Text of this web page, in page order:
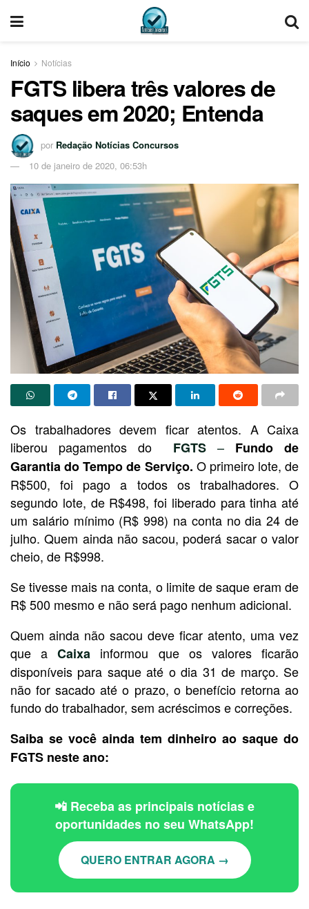
Início Notícias
FGTS libera três valores de
saques em 2020; Entenda
por Redação Notícias Concursos
10 de janeiro de 2020, 06:53h
Os trabalhadores devem ficar atentos. A Caixa
liberou pagamentos do FGTS – Fundo de
Garantia do Tempo de Serviço. O primeiro lote, de
R$500, foi pago a todos os trabalhadores. O
segundo lote, de R$498, foi liberado para tinha até
um salário mínimo (R$ 998) na conta no dia 24 de
julho. Quem ainda não sacou, poderá sacar o valor
cheio, de R$998.
Se tivesse mais na conta, o limite de saque eram de
R$ 500 mesmo e não será pago nenhum adicional.
Quem ainda não sacou deve ficar atento, uma vez
que aCaixa informou que os valores ficarão
disponíveis para saque até o dia 31 de março. Se
não for sacado até o prazo, o benefício retorna ao
fundo do trabalhador, sem acréscimos e correções.
Saiba se você ainda tem dinheiro ao saque do
FGTS neste ano:
📲 Receba as principais notícias e
oportunidades no seu WhatsApp!
QUERO ENTRAR AGORA →